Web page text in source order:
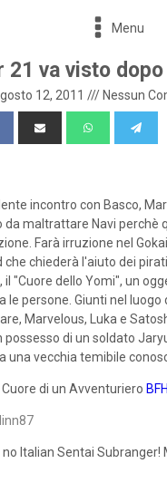
Menu
21 va visto
12, 2011 /// Nessun
incontro con Basco,
da maltrattare Navi perchè
Farà irruzione nel
che chiederà l'aiuto dei
il "Cuore dello Yomi", un
le persone. Giunti nel luogo
Marvelous, Luka e
possesso di un soldato
una vecchia temibile
Cuore di un Avventuriero
Italian Sentai Subranger!